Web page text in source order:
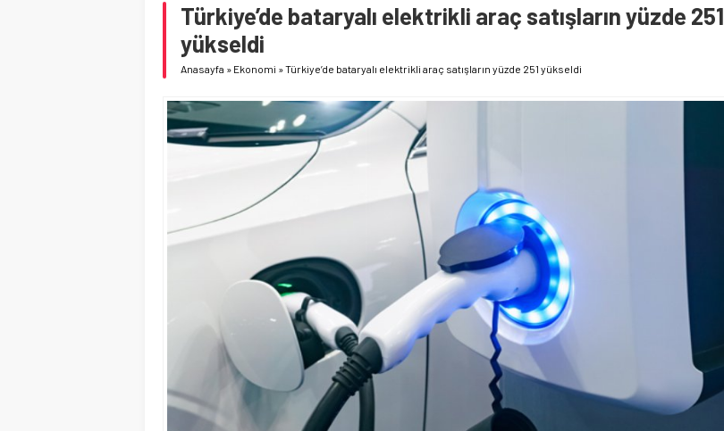
Türkiye’de bataryalı elektrikli araç satışların yüzde 251
yükseldi
Anasayfa » Ekonomi »Türkiye’de bataryalı elektrikli araç satışların yüzde 251 yükseldi